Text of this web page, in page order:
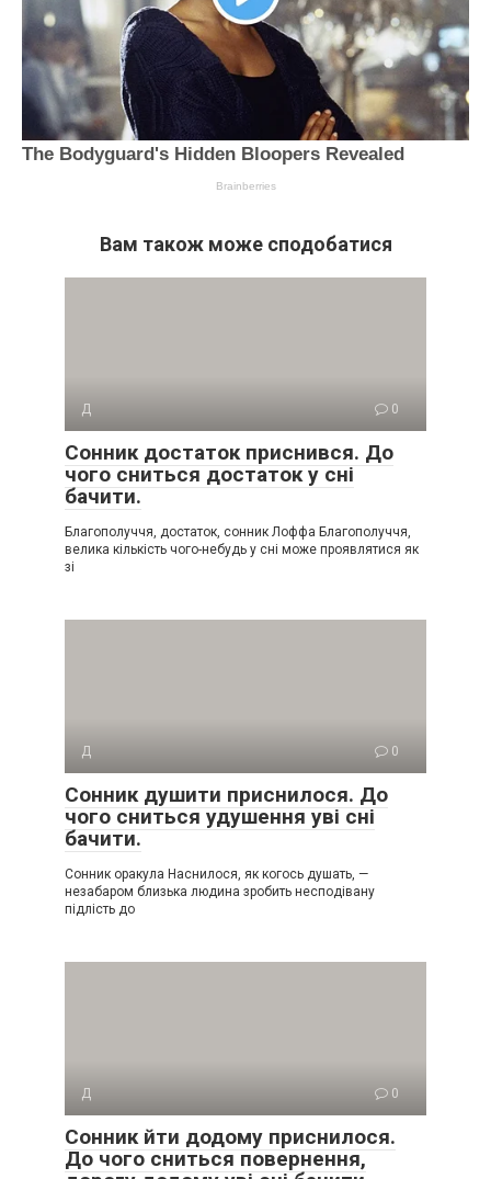
Вам також може сподобатися
Д 0
Сонник достаток приснився. До
чого сниться достаток у сні
бачити.
Благополуччя, достаток, сонник Лоффа Благополуччя,
велика кількість чого-небудь у сні може проявлятися як
зі
Д 0
Сонник душити приснилося. До
чого сниться удушення уві сні
бачити.
Сонник оракула Наснилося, як когось душать, —
незабаром близька людина зробить несподівану
підлість до
Д 0
Сонник йти додому приснилося.
До чого сниться повернення,